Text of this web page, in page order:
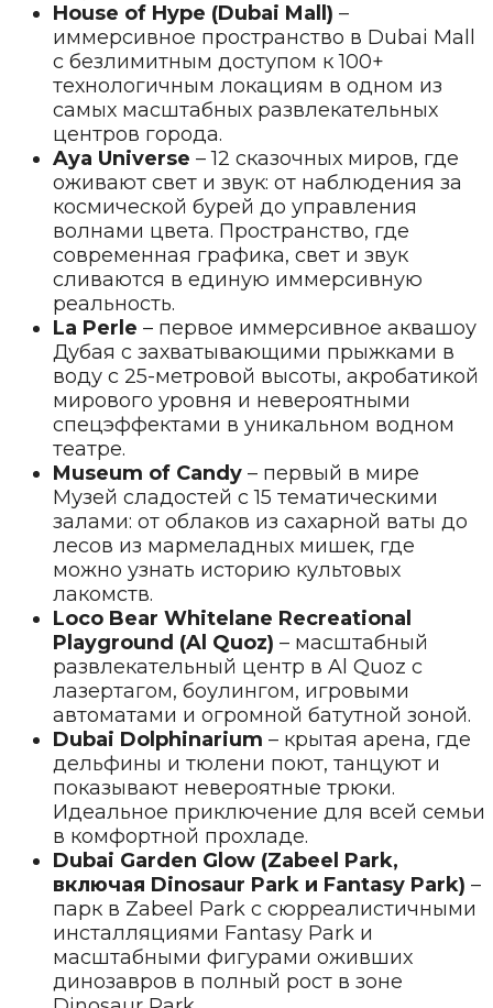
House of Hype (Dubai Mall) –
иммерсивное пространство в Dubai Mall
с безлимитным доступом к 100+
технологичным локациям в одном из
самых масштабных развлекательных
центров города.
Aya Universe – 12 сказочных миров, где
оживают свет и звук: от наблюдения за
космической бурей до управления
волнами цвета. Пространство, где
современная графика, свет и звук
сливаются в единую иммерсивную
реальность.
La Perle – первое иммерсивное аквашоу
Дубая с захватывающими прыжками в
воду с 25-метровой высоты, акробатикой
мирового уровня и невероятными
спецэффектами в уникальном водном
театре.
Museum of Candy– первый в мире
Музей сладостей с 15 тематическими
залами: от облаков из сахарной ваты до
лесов из мармеладных мишек, где
можно узнать историю культовых
лакомств.
Loco Bear Whitelane Recreational
Playground (Al Quoz) – масштабный
развлекательный центр в Al Quoz с
лазертагом, боулингом, игровыми
автоматами и огромной батутной зоной.
Dubai Dolphinarium – крытая арена, где
дельфины и тюлени поют, танцуют и
показывают невероятные трюки.
Идеальное приключение для всей семьи
в комфортной прохладе.
Dubai Garden Glow (Zabeel Park,
включая Dinosaur Park и Fantasy Park) –
парк в Zabeel Park с сюрреалистичными
инсталляциями Fantasy Park и
масштабными фигурами оживших
динозавров в полный рост в зоне